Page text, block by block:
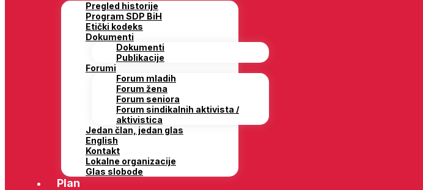
Pregled historije
Program SDP BiH
Etički kodeks
Dokumenti
Dokumenti
Publikacije
Forumi
Forum mladih
Forum žena
Forum seniora
Forum sindikalnih aktivista /
aktivistica
Jedan član, jedan glas
English
Kontakt
Lokalne organizacije
Glas slobode
Plan